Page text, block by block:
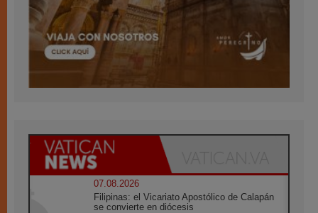
07.08.2026
Filipinas: el Vicariato Apostólico de Calapán
se convierte en diócesis